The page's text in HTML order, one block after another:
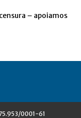
– apoiamos
0001-61